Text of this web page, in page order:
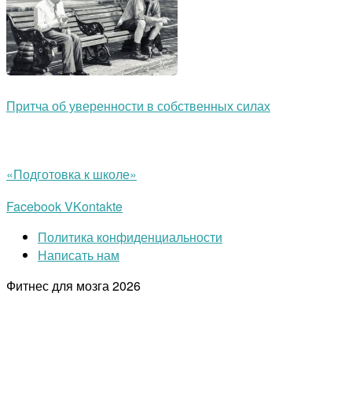
Притча об уверенности в собственных силах
«Подготовка к школе»
FacebookVKontakte
Политика конфиденциальности
Написать нам
Фитнес для мозга2026